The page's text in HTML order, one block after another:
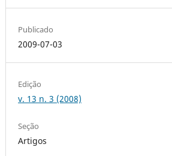
Publicado
2009-07-03
Edição
v. 13 n. 3 (2008)
Seção
Artigos